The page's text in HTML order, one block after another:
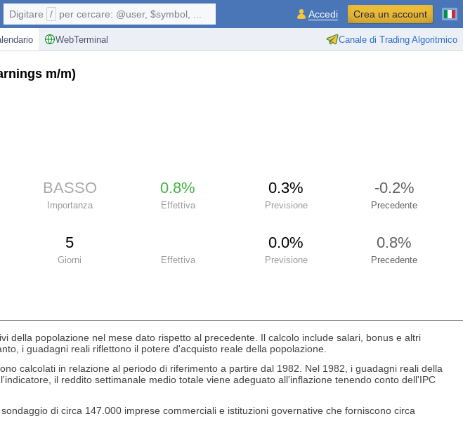
WebTerminal Canale di Trading Algoritmico
Digitare / per cercare: @user, $symbol, ... Accedi Crea un account
m/m)
BASSO 0.8% 0.3% -0.2%
Importanza Effettiva Previsione Precedente
5 0.0% 0.8%
Giorni Effettiva Previsione Precedente
della popolazione nel mese dato rispetto al precedente. Il calcolo include salari, bonus e altri
i guadagni reali riflettono il potere d'acquisto reale della popolazione.
calcolati in relazione al periodo di riferimento a partire dal 1982. Nel 1982, i guadagni reali della
il reddito settimanale medio totale viene adeguato all'inflazione tenendo conto dell'IPC
di circa 147.000 imprese commerciali e istituzioni governative che forniscono circa